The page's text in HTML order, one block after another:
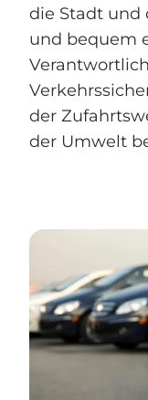
die Stadt und
und bequem
der
der Umwelt